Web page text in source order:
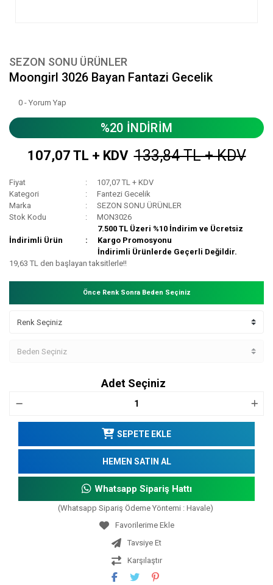
SEZON SONU ÜRÜNLER
Moongirl 3026 Bayan Fantazi Gecelik
0 - Yorum Yap
%20 İNDİRİM
107,07 TL + KDV 133,84 TL + KDV
Fiyat
107,07 TL + KDV
Kategori
Fantezi Gecelik
Marka
SEZON SONU ÜRÜNLER
Stok Kodu
MON3026
İndirimli Ürün
7.500 TL Üzeri %10 İndirim ve Ücretsiz
Kargo Promosyonu
İndirimli Ürünlerde Geçerli Değildir.
19,63 TL den başlayan taksitlerle!!
Önce Renk Sonra Beden Seçiniz
Adet Seçiniz
SEPETE EKLE
HEMEN SATIN AL
Whatsapp Sipariş Hattı
(Whatsapp Sipariş Ödeme Yöntemi : Havale)
Tavsiye Et
Karşılaştır